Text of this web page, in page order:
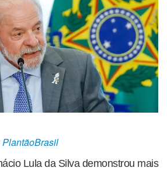
PlantãoBrasil
Lula da Silva demonstrou mais